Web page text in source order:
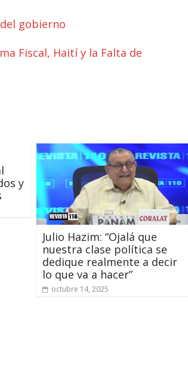
gobierno
Fiscal, Haití y la Falta de
y
Julio Hazim: “Ojalá que
nuestra clase política se
dedique realmente a decir
lo que va a hacer”
octubre 14, 2025